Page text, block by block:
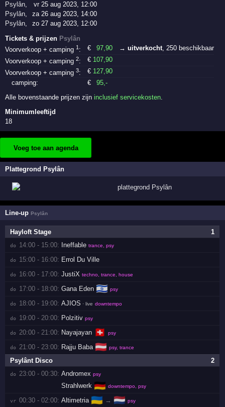
Psylân,
vr 25 aug 2023, 12:00
Psylân,
za 26 aug 2023, 14:00
Psylân,
zo 27 aug 2023, 12:00
Tickets & prijzen Psylân
Voorverkoop + camping1 : € 97 ,90 → uitverkocht , 250 beschikbaar
Voorverkoop + camping2: € 107 ,90
Voorverkoop + camping3: € 127 ,90
camping:
€ 95 ,-
Alle bovenstaande prijzen zijninclusief servicekosten
Minimumleeftijd
18
Voeg toe aan agenda
Plattegrond Psylân
Line-upPsylân
1
Hayloft Stage
do 14:00 - 15:00: Ineffable trance, psy
do 15:00 - 16:00: Errol Du Ville
do 16:00 - 17:00: JustiX techno, trance, house
do 17:00 - 18:00: Gana Eden 🇮🇱 psy
do 18:00 - 19:00: AJIOS · live downtempo
do 19:00 - 20:00: Polzitiv psy
do 20:00 - 21:00: Nayajayan 🇨🇭 psy
do 21:00 - 23:00: Rajju Baba 🇦🇹 psy, trance
2
Psylânt Disco
do 23:00 - 00:30: Andromex psy
Strahlwerk 🇩🇪 downtempo, psy
vr 00:30 - 02:00: Altimetria 🇺🇦 → 🇳🇱 psy